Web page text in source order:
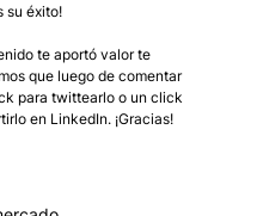
su éxito!
te aportó valor te
que luego de comentar
para twittearlo o un click
en LinkedIn. ¡Gracias!